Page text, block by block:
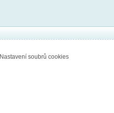
Nastavení soubrů cookies